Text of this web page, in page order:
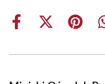
Share
Share
(Twitter)
Share